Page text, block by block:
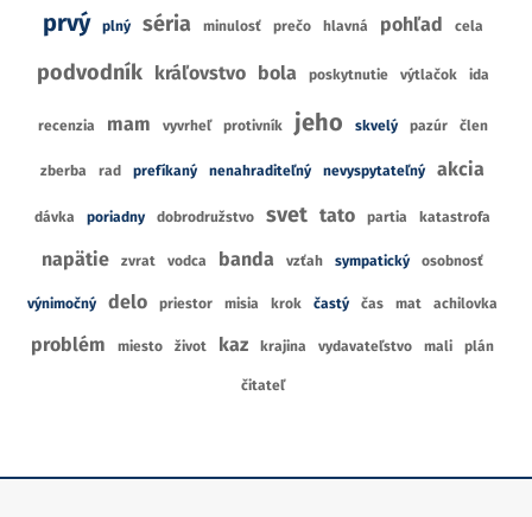
prvý plný séria minulosť prečo hlavná pohľad cela
podvodník kráľovstvo bola poskytnutie výtlačok ida
recenzia mam vyvrheľ protivník jeho skvelý pazúr člen
zberba rad prefíkaný nenahraditeľný nevyspytateľný akcia
dávka poriadny dobrodružstvo svet tato partia katastrofa
napätie zvrat vodca banda vzťah sympatický osobnosť
výnimočný delo priestor misia krok častý čas mat achilovka
problém miesto život kaz krajina vydavateľstvo mali plán
čitateľ